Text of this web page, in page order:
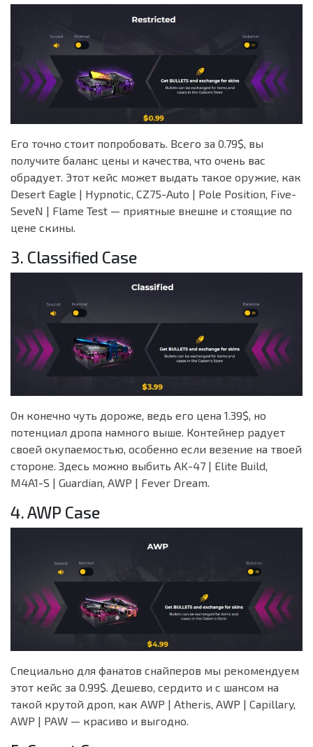
Его точно стоит попробовать. Всего за 0.79$, вы
получите баланс цены и качества, что очень вас
обрадует. Этот кейс может выдать такое оружие, как
Desert Eagle | Hypnotic, CZ75-Auto | Pole Position, Five-
SeveN | Flame Test — приятные внешне и стоящие по
цене скины.
3. Classified Case
Он конечно чуть дороже, ведь его цена 1.39$, но
потенциал дропа намного выше. Контейнер радует
своей окупаемостью, особенно если везение на твоей
стороне. Здесь можно выбить AK-47 | Elite Build,
M4A1-S | Guardian, AWP | Fever Dream.
4. AWP Case
Специально для фанатов снайперов мы рекомендуем
этот кейс за 0.99$. Дешево, сердито и с шансом на
такой крутой дроп, как AWP | Atheris, AWP | Capillary,
AWP | PAW — красиво и выгодно.